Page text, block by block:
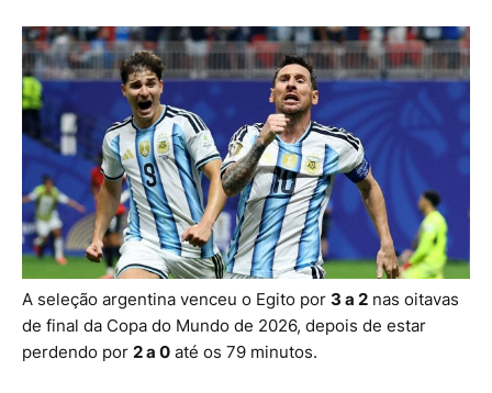
A seleção argentina venceu o Egito por 3 a 2 nas oitavas
de final da Copa do Mundo de 2026, depois de estar
perdendo por 2 a 0 até os 79 minutos.